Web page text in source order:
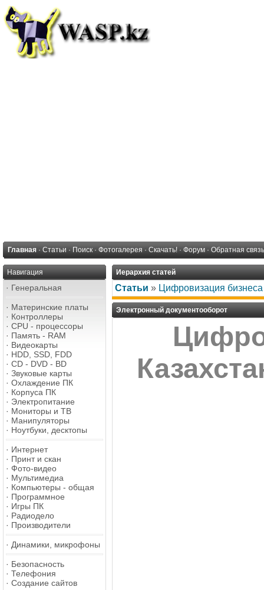
Главная · Статьи · Поиск · Фотогалерея · Скачать! · Форум · Обратная связь
Навигация
· Генеральная
· Материнские платы
· Контроллеры
· CPU - процессоры
· Память - RAM
· Видеокарты
· HDD, SSD, FDD
· CD - DVD - BD
· Звуковые карты
· Охлаждение ПК
· Корпуса ПК
· Электропитание
· Мониторы и ТВ
· Манипуляторы
· Ноутбуки, десктопы
· Интернет
· Принт и скан
· Фото-видео
· Мультимедиа
· Компьютеры - общая
· Программное
· Игры ПК
· Радиодело
· Производители
· Динамики, микрофоны
· Безопасность
· Телефония
· Создание сайтов
Иерархия статей
Статьи » Цифровизация бизнеса
Электронный документооборот